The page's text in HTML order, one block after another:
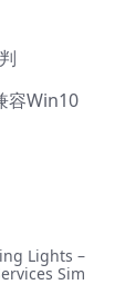
容Win10
Lights –
Sim